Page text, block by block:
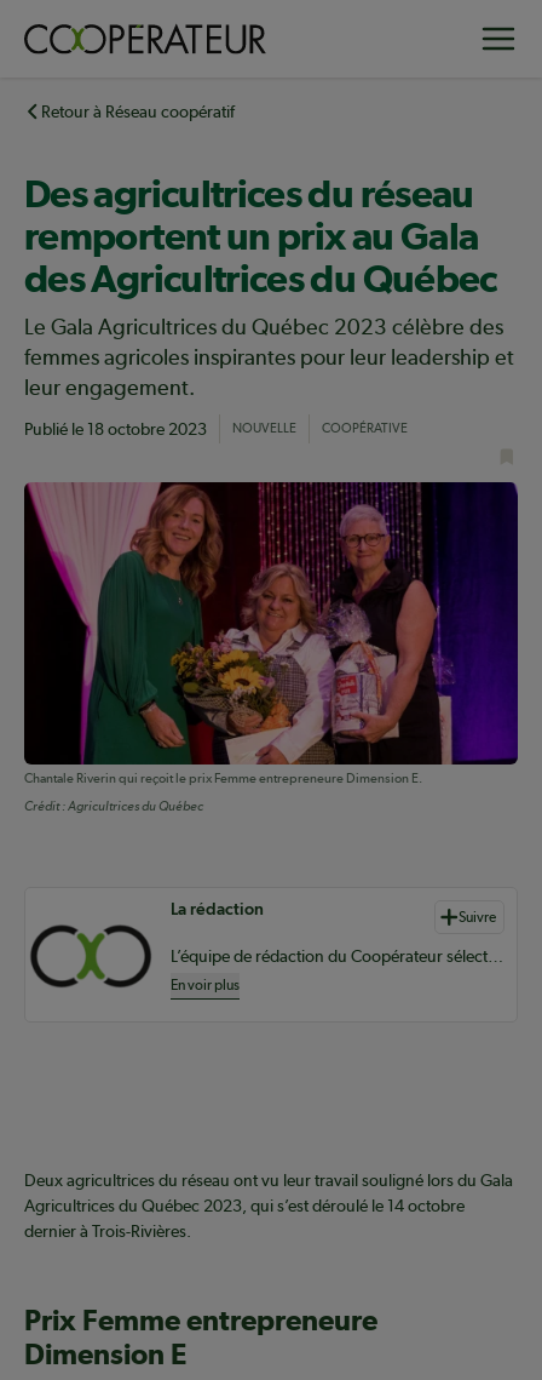
principalRetour à Réseau coopératif
Des agricultrices du réseau
remportent un prix au Gala
des Agricultrices du Québec
Le Gala Agricultrices du Québec 2023 célèbre des
femmes agricoles inspirantes pour leur leadership et
leur engagement.
Publié le 18 octobre 2023 NOUVELLE COOPÉRATIVE
Chantale Riverin qui reçoit le prix Femme entrepreneure Dimension E.
Crédit :Agricultrices du Québec
Auteurs de contenu
La rédaction Suivre
L’équipe de rédaction du Coopérateur sélectionne du contenu pertinent à vos informations coopératives à l’échelle provinciale, nationale et internationale.
En voir plus
Deux agricultrices du réseau ont vu leur travail souligné lors du Gala
Agricultrices du Québec 2023, qui s’est déroulé le 14 octobre
dernier à Trois-Rivières.
Prix Femme entrepreneure
Dimension E